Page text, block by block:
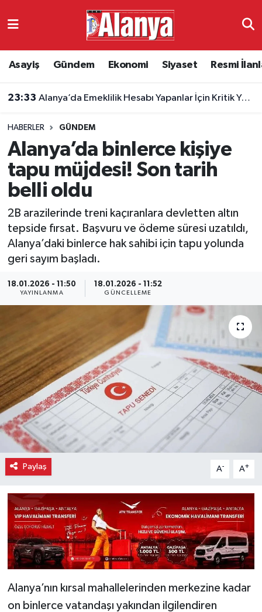
Asayiş Gündem Ekonomi Siyaset Resmi
23:33 Alanya’da Emeklilik Hesabı Yapanlar İçin Kritik Yaş Şartları
HABERLER GÜNDEM
Alanya’da binlerce kişiye
tapu müjdesi! Son tarih
belli oldu
2B arazilerinde treni kaçıranlara devletten altın
tepside fırsat. Başvuru ve ödeme süresi uzatıldı,
Alanya’daki binlerce hak sahibi için tapu yolunda
geri sayım başladı.
18.01.2026 - 11:50
YAYINLANMA
18.01.2026 - 11:52
GÜNCELLEME
Paylaş A- A+
Alanya’nın kırsal mahallelerinden merkezine kadar
on binlerce vatandaşı yakından ilgilendiren
Ekonomi
Resmi İlanlar
Alanyaspor
Turizm
E-Gazete
Antalya Namaz Vakitleri
Süper Lig Puan Durumu ve Fikstür
Tüm Manşetler
Son Dakika Haberleri
Haber Arşivi